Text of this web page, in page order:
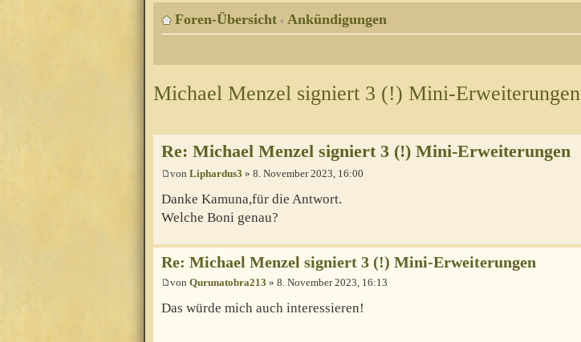
Foren-Übersicht ‹ Ankündigungen
Michael Menzel signiert 3 (!) Mini-Erweiterungen
Re: Michael Menzel signiert 3 (!) Mini-Erweiterungen
von Liphardus3 » 8. November 2023, 16:00
Danke Kamuna,für die Antwort.
Welche Boni genau?
Re: Michael Menzel signiert 3 (!) Mini-Erweiterungen
von Qurunatobra213 » 8. November 2023, 16:13
Das würde mich auch interessieren!